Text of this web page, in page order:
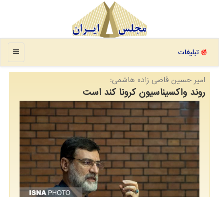
منو تبلیغات
امیر حسین قاضی زاده هاشمی:
روند واكسیناسیون كرونا كند است